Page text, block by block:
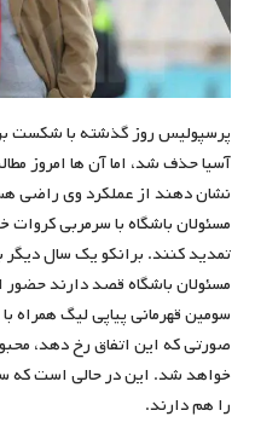
پرسپولیس روز گذشته با شکست
آسیا حذف شد، اما آن ها امروز
نشان دهند از عملکرد وی راضی
مسئولان باشگاه با سرمربی
تمدید کنند. برانکو یک سال دیگر
مسئولان باشگاه قصد دارند حضور
سومین قهرمانی پیاپی لیگ همراه
صورتی که این اتفاق رخ دهد،
خواهد شد. این در حالی است که
را هم دارند.